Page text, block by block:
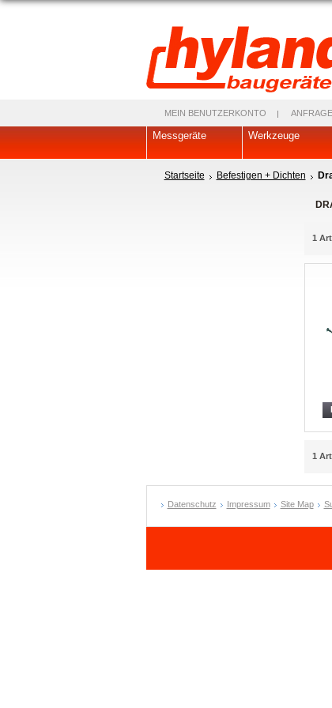
MEIN BENUTZERKONTO
Messgeräte Werkzeuge
Startseite Befestigen + Dichten
1
1
Datenschutz Impressum Site Map